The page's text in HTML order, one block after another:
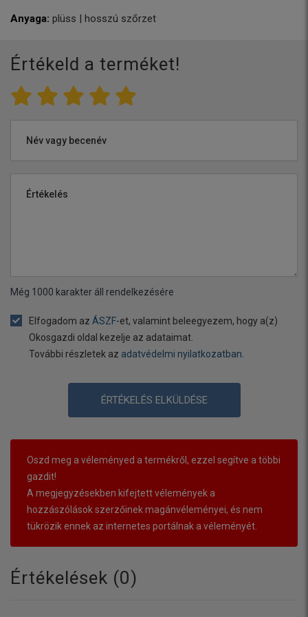
Anyaga: plüss | hosszú szőrzet
Értékeld a terméket!
Név vagy becenév
Értékelés
Még 1000 karakter áll rendelkezésére
Elfogadom az ÁSZF-et, valamint beleegyezem, hogy a(z)
Okosgazdi oldal kezelje az adataimat.
További részletek az adatvédelmi nyilatkozatban
ÉRTÉKELÉS ELKÜLDÉSE
Oszd meg a véleményed a termékről, ezzel segítve a többi
gazdit!
A megjegyzésekben kifejtett vélemények a
hozzászólások szerzőinek magánvéleményei, és nem
tükrözik ennek az internetes portálnak a véleményét.
Értékelések (0)